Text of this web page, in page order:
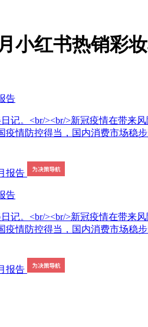
小红书热销彩
告
记。<br/><br/>新冠疫情在带
情防控得当，国内消费市场
告
记。<br/><br/>新冠疫情在带
情防控得当，国内消费市场